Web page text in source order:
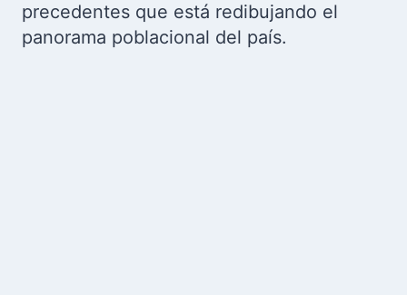
precedentes que está redibujando el
panorama poblacional del país.